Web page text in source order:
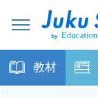
教材